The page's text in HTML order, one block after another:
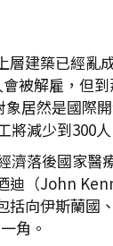
建築已經
被解雇，但
居然是國際
減少到300
落後國家
（John
向伊斯蘭
角。